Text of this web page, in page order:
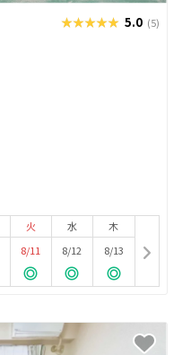
★★★★★
★★★★★ 5.0 (5)
火
8/11
水
8/12
木
8/13